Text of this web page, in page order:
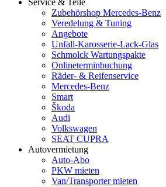
Zubehörshop Mercedes-Benz
Veredelung & Tuning
Angebote
Unfall-Karosserie-Lack-Glas
Schmolck Wartungspakte
Onlineterminbuchung
Räder- & Reifenservice
Mercedes-Benz
Smart
Škoda
Audi
Volkswagen
SEAT CUPRA
Autovermietung
Auto-Abo
PKW mieten
Van/Transporter mieten